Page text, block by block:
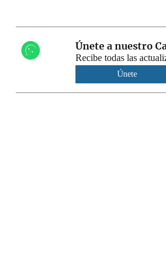
Únete a nuestro
Recibe todas las
Únete